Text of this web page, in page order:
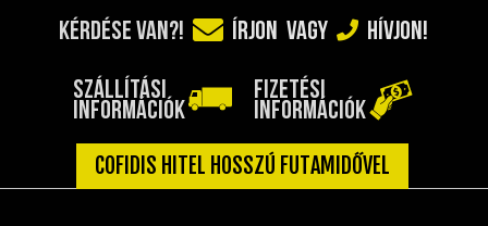
LÁNCKEREKEK, LÁNCOK
MOTORBLOKK ÉS ALKATRÉSZEI
SZERSZÁMOK
RUHÁZAT, VÉDŐFELSZERELÉSEK
KÉRDÉSE VAN?! ÍRJON VAGY HÍVJON!
SZÁLLÍTÁSI
INFORMÁCIÓK
FIZETÉSI
INFORMÁCIÓK
COFIDIS HITEL HOSSZÚ FUTAMIDŐVEL